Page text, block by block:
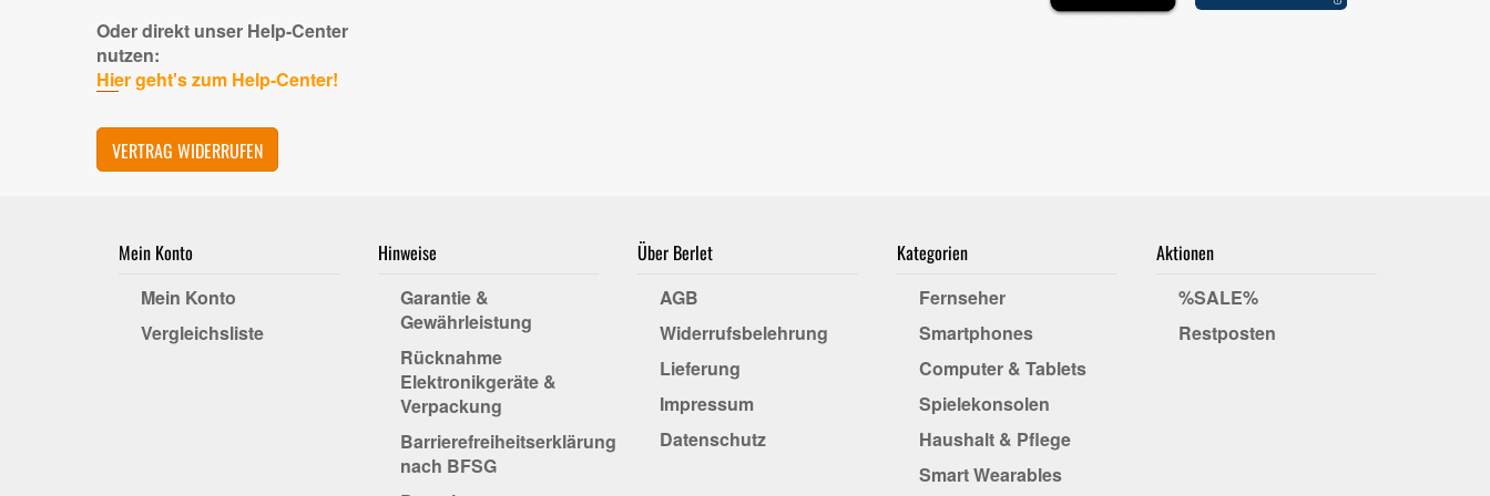
Oder direkt unser Help-Center
nutzen:
Hier geht's zum Help-Center!
VERTRAG WIDERRUFEN
Mein Konto
Mein Konto
Vergleichsliste
Hinweise
Garantie &
Gewährleistung
Rücknahme
Elektronikgeräte &
Verpackung
Barrierefreiheitserklärung
nach BFSG
Über Berlet
AGB
Widerrufsbelehrung
Lieferung
Impressum
Datenschutz
Kategorien
Fernseher
Smartphones
Computer & Tablets
Spielekonsolen
Haushalt & Pflege
Smart Wearables
Aktionen
%SALE%
Restposten